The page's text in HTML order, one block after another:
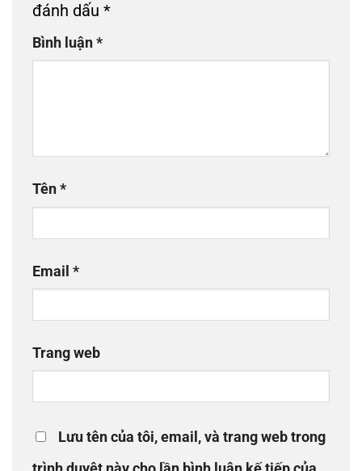
đánh dấu *
Bình luận*
Tên*
Email *
Trang web
Lưu tên của tôi, email, và trang web trong